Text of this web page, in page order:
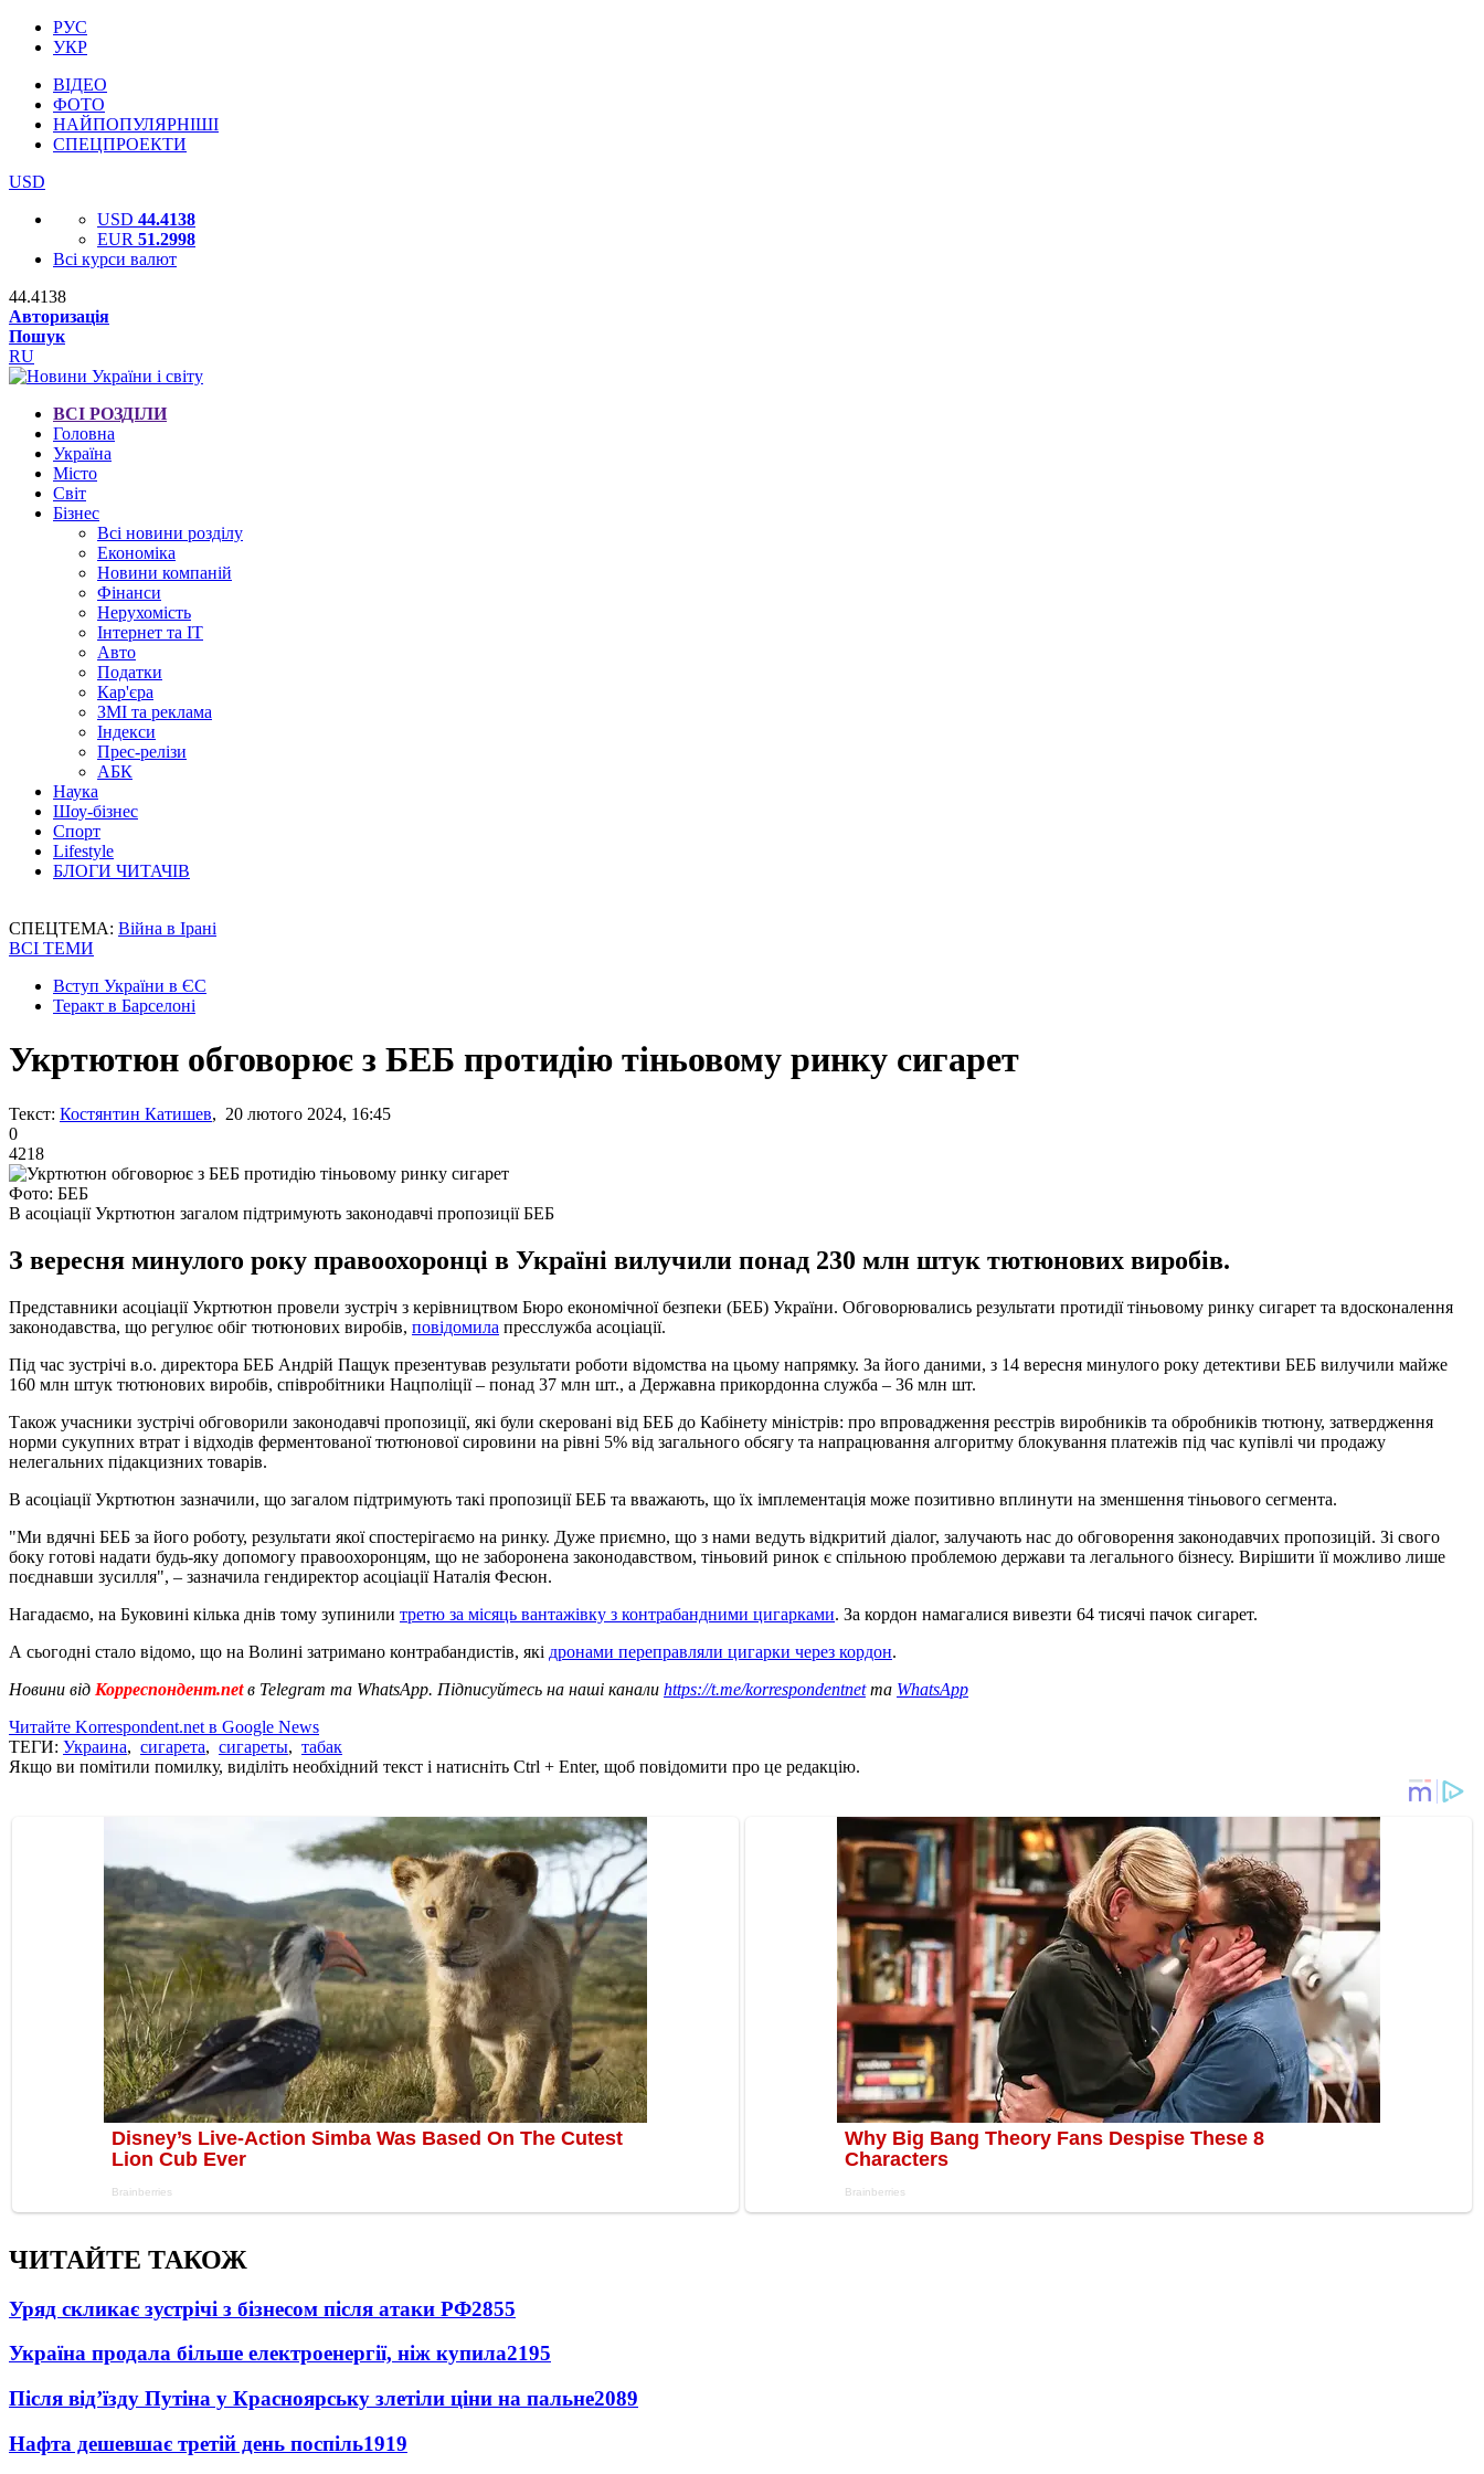
РУС
УКР
ВІДЕО
ФОТО
НАЙПОПУЛЯРНІШІ
СПЕЦПРОЕКТИ
USD
USD 44.4138
EUR 51.2998
Всі курси валют
44.4138
Авторизація
Пошук
RU
ВСІ РОЗДІЛИ
Головна
Україна
Місто
Світ
Бізнес
Всі новини розділу
Економіка
Новини компаній
Фінанси
Нерухомість
Інтернет та IT
Авто
Податки
Кар'єра
ЗМІ та реклама
Індекси
Прес-релізи
АБК
Наука
Шоу-бізнес
Спорт
Lifestyle
БЛОГИ ЧИТАЧІВ
СПЕЦТЕМА: Війна в Ірані
ВСІ ТЕМИ
Вступ України в ЄС
Теракт в Барселоні
Укртютюн обговорює з БЕБ протидію тіньовому ринку сигарет
Текст: Костянтин Катишев, 20 лютого 2024, 16:45
0
4218
Фото: БЕБ
В асоціації Укртютюн загалом підтримують законодавчі пропозиції БЕБ
З вересня минулого року правоохоронці в Україні вилучили понад 230 млн штук тютюнових виробів.
Представники асоціації Укртютюн провели зустріч з керівництвом Бюро економічної безпеки (БЕБ) України. Обговорювались результати протидії тіньовому ринку сигарет та вдосконалення
законодавства, що регулює обіг тютюнових виробів, повідомила пресслужба асоціації.
Під час зустрічі в.о. директора БЕБ Андрій Пащук презентував результати роботи відомства на цьому напрямку. За його даними, з 14 вересня минулого року детективи БЕБ вилучили майже
160 млн штук тютюнових виробів, співробітники Нацполіції – понад 37 млн шт., а Державна прикордонна служба – 36 млн шт.
Також учасники зустрічі обговорили законодавчі пропозиції, які були скеровані від БЕБ до Кабінету міністрів: про впровадження реєстрів виробників та обробників тютюну, затвердження
норми сукупних втрат і відходів ферментованої тютюнової сировини на рівні 5% від загального обсягу та напрацювання алгоритму блокування платежів під час купівлі чи продажу
нелегальних підакцизних товарів.
В асоціації Укртютюн зазначили, що загалом підтримують такі пропозиції БЕБ та вважають, що їх імплементація може позитивно вплинути на зменшення тіньового сегмента.
"Ми вдячні БЕБ за його роботу, результати якої спостерігаємо на ринку. Дуже приємно, що з нами ведуть відкритий діалог, залучають нас до обговорення законодавчих пропозицій. Зі свого
боку готові надати будь-яку допомогу правоохоронцям, що не заборонена законодавством, тіньовий ринок є спільною проблемою держави та легального бізнесу. Вирішити її можливо лише
поєднавши зусилля", – зазначила гендиректор асоціації Наталія Фесюн.
Нагадаємо, на Буковині кілька днів тому зупинили третю за місяць вантажівку з контрабандними цигарками. За кордон намагалися вивезти 64 тисячі пачок сигарет.
А сьогодні стало відомо, що на Волині затримано контрабандистів, які дронами переправляли цигарки через кордон.
Новини від Корреспондент.netв Telegram та WhatsApp. Підписуйтесь на наші канали https://t.me/korrespondentnetта WhatsApp
Читайте Korrespondent.net в Google News
ТЕГИ: Украина, сигарета, сигареты, табак
Якщо ви помітили помилку, виділіть необхідний текст і натисніть Ctrl + Enter, щоб повідомити про це редакцію.
ЧИТАЙТЕ ТАКОЖ
Уряд скликає зустрічі з бізнесом після атаки РФ2855
Україна продала більше електроенергії, ніж купила2195
Після від’їзду Путіна у Красноярську злетіли ціни на пальне2089
Нафта дешевшає третій день поспіль1919